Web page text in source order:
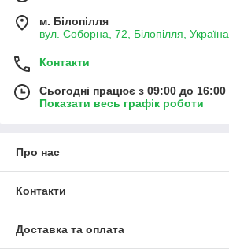
м. Білопілля
вул. Соборна, 72, Білопілля, Україна
Контакти
Сьогодні працює з 09:00 до 16:00
Показати весь графік роботи
Про нас
Контакти
Доставка та оплата